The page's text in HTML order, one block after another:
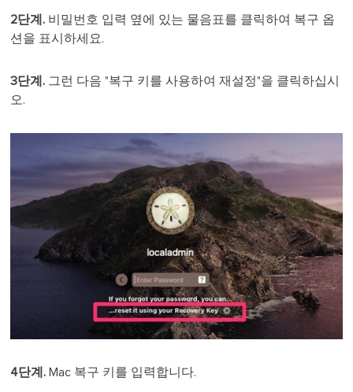
2단계. 비밀번호 입력 옆에 있는 물음표를 클릭하여 복구 옵
션을 표시하세요.
3단계. 그런 다음 "복구 키를 사용하여 재설정"을 클릭하십시
오.
4단계. Mac 복구 키를 입력합니다.